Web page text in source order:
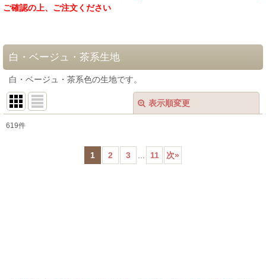
ご確認の上、ご注文ください
白・ベージュ・茶系生地
白・ベージュ・茶系色の生地です。
表示順変更
619件
1 2 3 11 次»